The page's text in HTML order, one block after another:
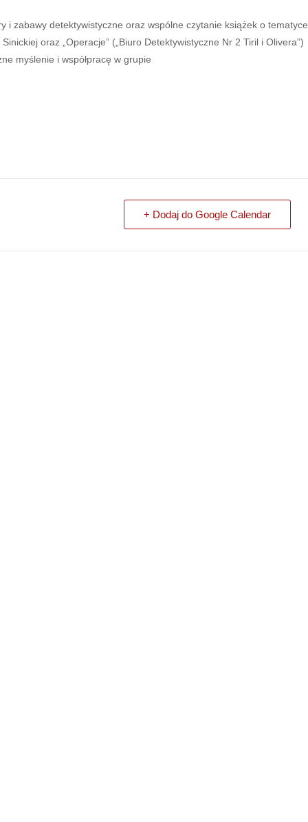
i zabawy detektywistyczne oraz wspólne czytanie książek o tematyce
oraz „Operacje” („Biuro Detektywistyczne Nr 2 Tiril i Olivera”)
myślenie i współpracę w grupie
+ Dodaj do Google Calendar